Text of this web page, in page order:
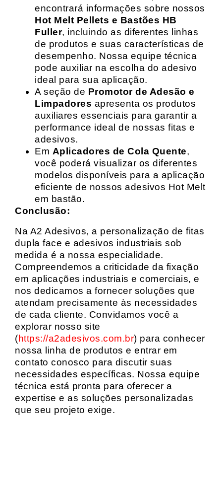
encontrará informações sobre nossos
Hot Melt Pellets e Bastões HB
Fuller, incluindo as diferentes linhas
de produtos e suas características de
desempenho. Nossa equipe técnica
pode auxiliar na escolha do adesivo
ideal para sua aplicação.
A seção de Promotor de Adesão e
Limpadores apresenta os produtos
auxiliares essenciais para garantir a
performance ideal de nossas fitas e
adesivos.
Em Aplicadores de Cola Quente,
você poderá visualizar os diferentes
modelos disponíveis para a aplicação
eficiente de nossos adesivos Hot Melt
em bastão.
Conclusão:
Na A2 Adesivos, a personalização de fitas
dupla face e adesivos industriais sob
medida é a nossa especialidade.
Compreendemos a criticidade da fixação
em aplicações industriais e comerciais, e
nos dedicamos a fornecer soluções que
atendam precisamente às necessidades
de cada cliente. Convidamos você a
explorar nosso site
(https://a2adesivos.com.br) para conhecer
nossa linha de produtos e entrar em
contato conosco para discutir suas
necessidades específicas. Nossa equipe
técnica está pronta para oferecer a
expertise e as soluções personalizadas
que seu projeto exige.